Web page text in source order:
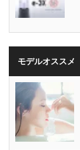
モデルオススメ